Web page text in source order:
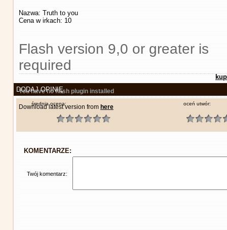
Nazwa: Truth to you
Cena w irkach: 10
Flash version 9,0 or greater is
required
You have no flash plugin installed
Download latest version from here
DODAJ OPINIĘ
średnia ocena: oceń utwór:
KOMENTARZE:
Twój komentarz: